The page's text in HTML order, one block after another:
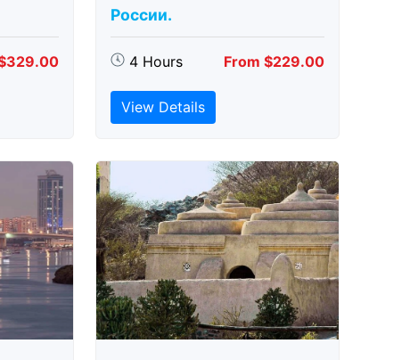
России.
4 Hours From $229.00
View Details